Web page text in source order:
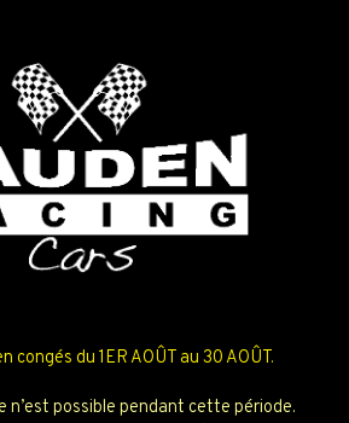
congés du 1ER AOÛT au 30 AOÛT.
n’est possible pendant cette période.